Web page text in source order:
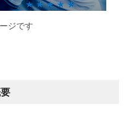
ジです